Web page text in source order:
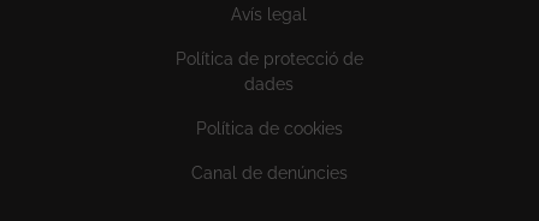
Avís legal
Política de protecció de
dades
Política de cookies
Canal de denúncies